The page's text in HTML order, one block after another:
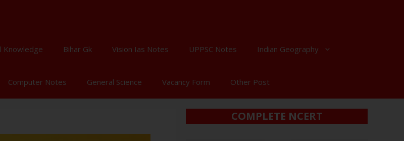
Knowledge Bihar Gk Vision Ias Notes UPPSC Notes Indian Geography
Computer Notes General Science Vacancy Form Other Post
COMPLETE NCERT